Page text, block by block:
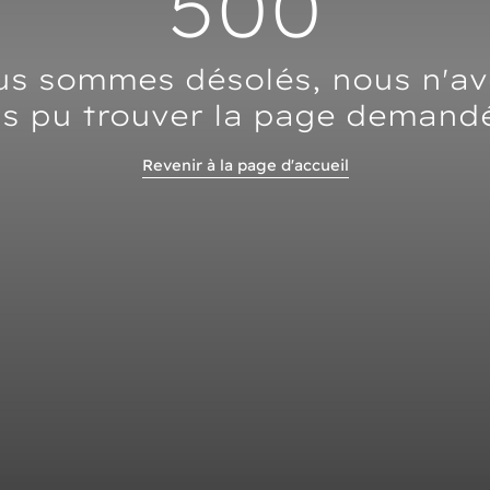
sommes désolés, nous
pu trouver la page
Revenir à la page d'accueil